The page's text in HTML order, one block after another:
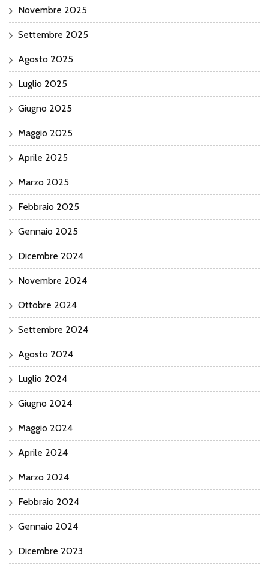
Novembre 2025
Settembre 2025
Agosto 2025
Luglio 2025
Giugno 2025
Maggio 2025
Aprile 2025
Marzo 2025
Febbraio 2025
Gennaio 2025
Dicembre 2024
Novembre 2024
Ottobre 2024
Settembre 2024
Agosto 2024
Luglio 2024
Giugno 2024
Maggio 2024
Aprile 2024
Marzo 2024
Febbraio 2024
Gennaio 2024
Dicembre 2023